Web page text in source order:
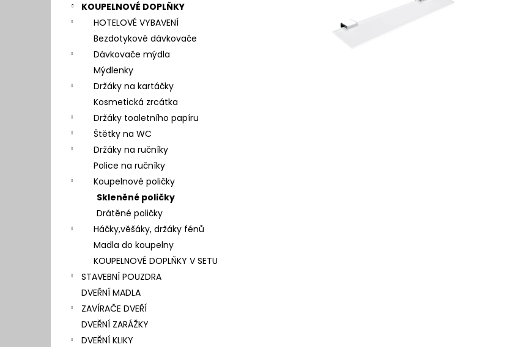
KOUPELNOVÉ DOPLŇKY
HOTELOVÉ VYBAVENÍ
Bezdotykové dávkovače
Dávkovače mýdla
Mýdlenky
Držáky na kartáčky
Kosmetická zrcátka
Držáky toaletního papíru
Štětky na WC
Držáky na ručníky
Police na ručníky
Koupelnové poličky
Skleněné poličky
Drátěné poličky
Háčky,věšáky, držáky fénů
Madla do koupelny
KOUPELNOVÉ DOPLŇKY V SETU
STAVEBNÍ POUZDRA
DVEŘNÍ MADLA
ZAVÍRAČE DVEŘÍ
DVEŘNÍ ZARÁŽKY
DVEŘNÍ KLIKY